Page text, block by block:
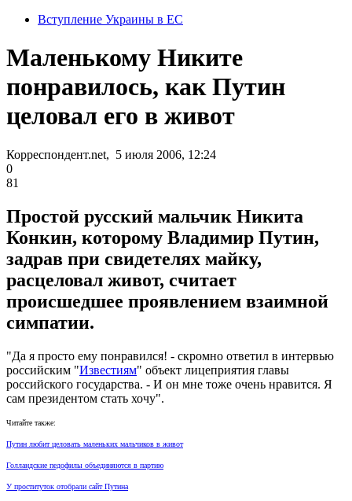
Вступление Украины в ЕС
Маленькому Никите
понравилось, как Путин
целовал его в живот
Корреспондент.net, 5 июля 2006, 12:24
0
81
Простой русский мальчик Никита
Конкин, которому Владимир Путин,
задрав при свидетелях майку,
расцеловал живот, считает
происшедшее проявлением взаимной
симпатии.
"Да я просто ему понравился! - скромно ответил в интервью
российским "Известиям" объект лицеприятия главы
российского государства. - И он мне тоже очень нравится. Я
сам президентом стать хочу".
Читайте также:
Путин любит целовать маленьких мальчиков в живот
Голландские педофилы объединяются в партию
У проституток отобрали сайт Путина